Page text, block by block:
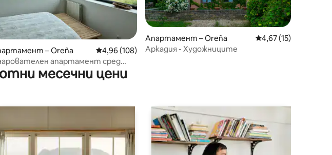
4,99 от 5, 216 отзива
– Oreña Средна оценка: 4,96 от 5, 108 отзива
4,96 (108)
апартамент сред
Апартамент – Oreña Средна оценка:
4,67 (15)
Аркадия - Художниците
месечни цени